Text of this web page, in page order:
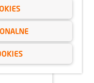
się więcej